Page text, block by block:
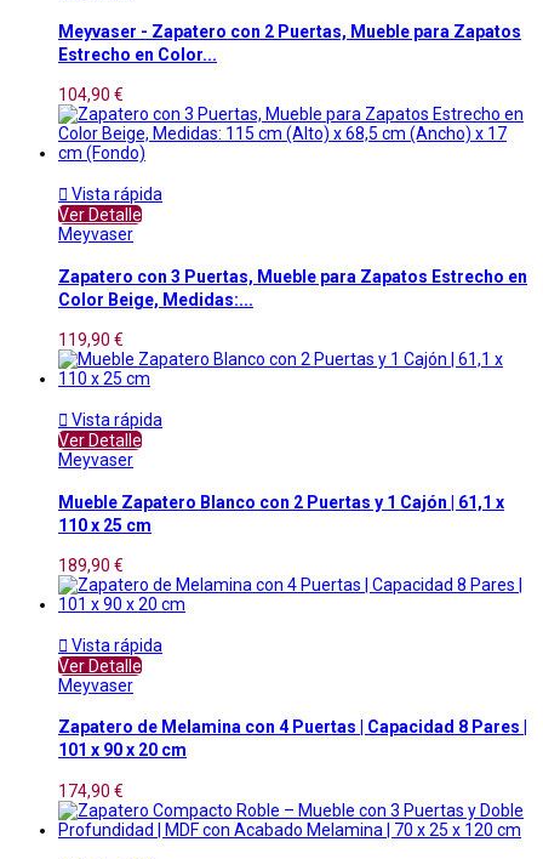
Meyvaser - Zapatero con 2 Puertas, Mueble para Zapatos
Estrecho en Color...
104,90 €
 Vista rápida
Ver Detalle
Meyvaser
Zapatero con 3 Puertas, Mueble para Zapatos Estrecho en
Color Beige, Medidas:...
119,90 €
 Vista rápida
Ver Detalle
Meyvaser
Mueble Zapatero Blanco con 2 Puertas y 1 Cajón | 61,1 x
110 x 25 cm
189,90 €
 Vista rápida
Ver Detalle
Meyvaser
Zapatero de Melamina con 4 Puertas | Capacidad 8 Pares |
101 x 90 x 20 cm
174,90 €